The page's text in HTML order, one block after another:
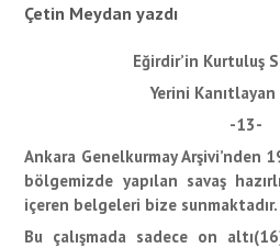
Çetin Meydan yazdı
Eğirdir’in Kurtuluş
Yerini
-13-
Ankara Genelkurmay Arşivi’nden
bölgemizde yapılan savaş
içeren belgeleri bize sunmaktadır.
Bu çalışmada sadece on